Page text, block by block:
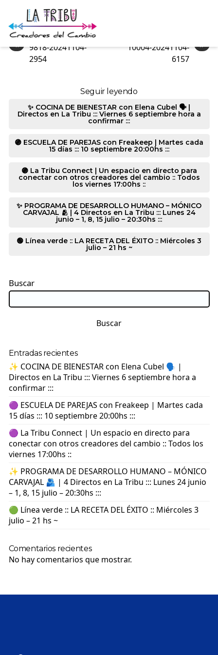
9424-20241104-7274
«
9818-20241104-
2954
»
10004-20241104-
6157
Seguir leyendo
✨ COCINA DE BIENESTAR con Elena Cubel 🗣️ |
Directos en La Tribu ::: Viernes 6 septiembre hora a
confirmar :::
🟣 ESCUELA DE PAREJAS con Freakeep | Martes cada
15 días ::: 10 septiembre 20:00hs :::
🟣 La Tribu Connect | Un espacio en directo para
conectar con otros creadores del cambio :: Todos
los viernes 17:00hs ::
✨ PROGRAMA DE DESARROLLO HUMANO – MÓNICO
CARVAJAL 🫂 | 4 Directos en La Tribu ::: Lunes 24
junio – 1, 8, 15 julio – 20:30hs :::
🟢 Línea verde :: LA RECETA DEL ÉXITO :: Miércoles 3
julio – 21 hs ~
Buscar
Buscar
Entradas recientes
✨ COCINA DE BIENESTAR con Elena Cubel 🗣️ |
Directos en La Tribu ::: Viernes 6 septiembre hora a
confirmar :::
🟣 ESCUELA DE PAREJAS con Freakeep | Martes cada
15 días ::: 10 septiembre 20:00hs :::
🟣 La Tribu Connect | Un espacio en directo para
conectar con otros creadores del cambio :: Todos los
viernes 17:00hs ::
✨ PROGRAMA DE DESARROLLO HUMANO – MÓNICO
CARVAJAL 🫂 | 4 Directos en La Tribu ::: Lunes 24 junio
– 1, 8, 15 julio – 20:30hs :::
🟢 Línea verde :: LA RECETA DEL ÉXITO :: Miércoles 3
julio – 21 hs ~
Comentarios recientes
No hay comentarios que mostrar.